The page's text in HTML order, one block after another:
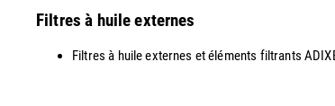
Filtres à huile externes
Filtres à huile externes et éléments filtrants